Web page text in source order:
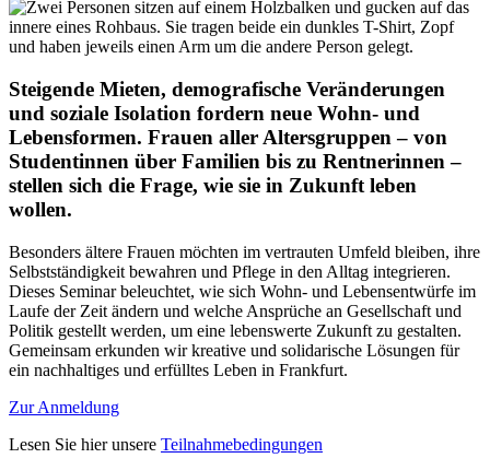
Steigende Mieten, demografische Veränderungen
und soziale Isolation fordern neue Wohn- und
Lebensformen. Frauen aller Altersgruppen – von
Studentinnen über Familien bis zu Rentnerinnen –
stellen sich die Frage, wie sie in Zukunft leben
wollen.
Besonders ältere Frauen möchten im vertrauten Umfeld bleiben, ihre
Selbstständigkeit bewahren und Pflege in den Alltag integrieren.
Dieses Seminar beleuchtet, wie sich Wohn- und Lebensentwürfe im
Laufe der Zeit ändern und welche Ansprüche an Gesellschaft und
Politik gestellt werden, um eine lebenswerte Zukunft zu gestalten.
Gemeinsam erkunden wir kreative und solidarische Lösungen für
ein nachhaltiges und erfülltes Leben in Frankfurt.
Zur Anmeldung
Lesen Sie hier unsere Teilnahmebedingungen